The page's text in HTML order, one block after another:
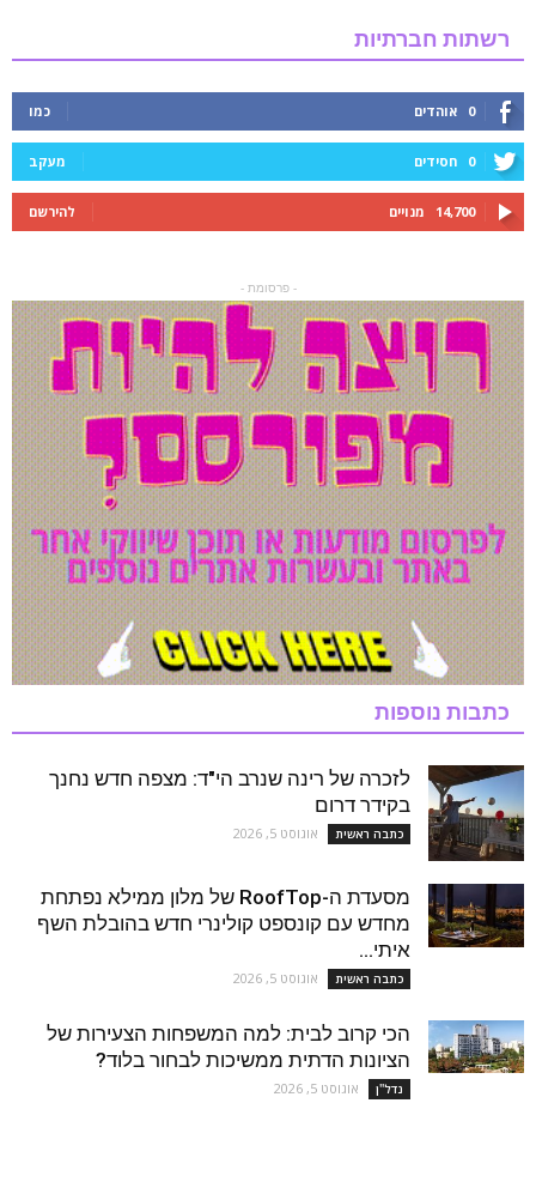
רשתות חברתיות
0 אוהדים כמו
0 חסידים מעקב
14,700 מנויים להירשם
- פרסומת -
כתבות נוספות
לזכרה של רינה שנרב הי"ד: מצפה חדש נחנך
בקידר דרום
כתבה ראשית אוגוסט 5, 2026
מסעדת ה-RoofTop של מלון ממילא נפתחת
מחדש עם קונספט קולינרי חדש בהובלת השף
איתי...
כתבה ראשית אוגוסט 5, 2026
הכי קרוב לבית: למה המשפחות הצעירות של
הציונות הדתית ממשיכות לבחור בלוד?
נדל''ן אוגוסט 5, 2026